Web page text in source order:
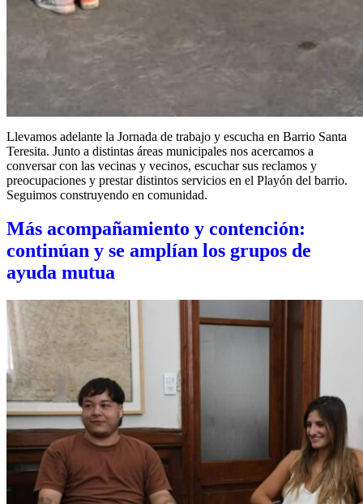
Llevamos adelante la Jornada de trabajo y escucha en Barrio Santa
Teresita. Junto a distintas áreas municipales nos acercamos a
conversar con las vecinas y vecinos, escuchar sus reclamos y
preocupaciones y prestar distintos servicios en el Playón del barrio.
Seguimos construyendo en comunidad.
Más acompañamiento y contención:
continúan y se amplían los grupos de
ayuda mutua